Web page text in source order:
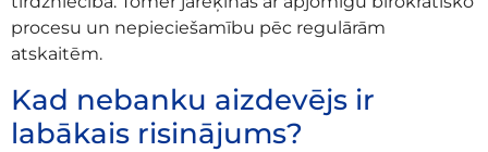
procesu un nepieciešamību pēc regulārām
atskaitēm.
Kad nebanku aizdevējs ir
labākais risinājums?